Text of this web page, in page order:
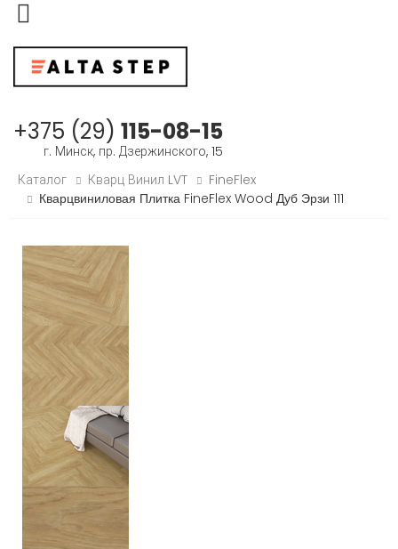
Меню
+375 (29) 115-08-15
г. Минск, пр. Дзержинского, 15
Каталог
Кварц Винил LVT
FineFlex
Кварцвиниловая Плитка FineFlex Wood Дуб Эрзи 111